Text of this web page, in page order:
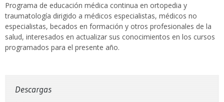
Programa de educación médica continua en ortopedia y
traumatología dirigido a médicos especialistas, médicos no
especialistas, becados en formación y otros profesionales de la
salud, interesados en actualizar sus conocimientos en los cursos
programados para el presente año.
Descargas